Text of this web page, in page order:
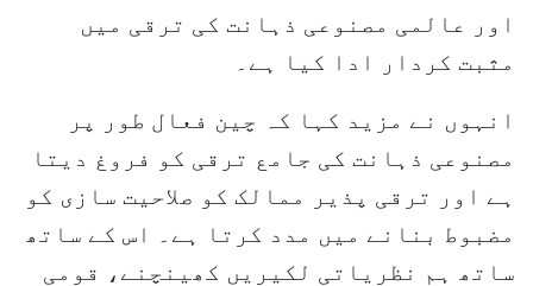
اور عالمی مصنوعی ذہانت کی ترقی میں
مثبت کردار ادا کیا ہے۔
انہوں نے مزید کہا کہ چین فعال طور پر
مصنوعی ذہانت کی جامع ترقی کو فروغ دیتا
ہے اور ترقی پذیر ممالک کو صلاحیت سازی کو
مضبوط بنانے میں مدد کرتا ہے۔ اس کے ساتھ
ساتھ ہم نظریاتی لکیریں کھینچنے، قومی